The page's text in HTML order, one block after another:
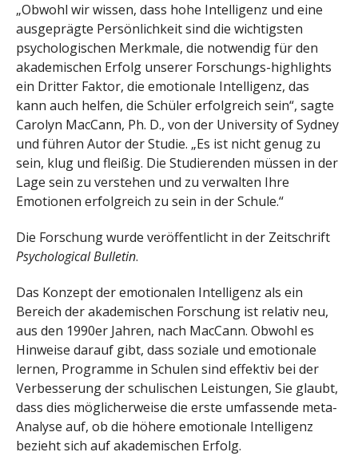
„Obwohl wir wissen, dass hohe Intelligenz und eine
ausgeprägte Persönlichkeit sind die wichtigsten
psychologischen Merkmale, die notwendig für den
akademischen Erfolg unserer Forschungs-highlights
ein Dritter Faktor, die emotionale Intelligenz, das
kann auch helfen, die Schüler erfolgreich sein“, sagte
Carolyn MacCann, Ph. D., von der University of Sydney
und führen Autor der Studie. „Es ist nicht genug zu
sein, klug und fleißig. Die Studierenden müssen in der
Lage sein zu verstehen und zu verwalten Ihre
Emotionen erfolgreich zu sein in der Schule.“
Die Forschung wurde veröffentlicht in der Zeitschrift
Psychological Bulletin.
Das Konzept der emotionalen Intelligenz als ein
Bereich der akademischen Forschung ist relativ neu,
aus den 1990er Jahren, nach MacCann. Obwohl es
Hinweise darauf gibt, dass soziale und emotionale
lernen, Programme in Schulen sind effektiv bei der
Verbesserung der schulischen Leistungen, Sie glaubt,
dass dies möglicherweise die erste umfassende meta-
Analyse auf, ob die höhere emotionale Intelligenz
bezieht sich auf akademischen Erfolg.